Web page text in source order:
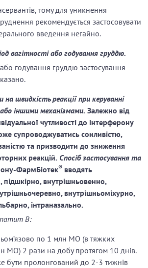
тому для уникнення
рекомендується застосовувати
введення негайно.
вагітності або годування груддю.
або годування груддю застосування
швидкість реакції при керуванні
іншими механізмами. Залежно від
чутливості до інтерферону
супроводжуватись сонливістю,
та призводити до зниження
реакцій. Спосіб застосування та
ФармБіотек® вводять
підшкірно, внутрішньовенно,
внутрішньоміхурно,
інтраназально.
В:
по 1 млн МО (в тяжких
МО) 2 рази на добу протягом 10 днів.
бути пролонгований до 2-3 тижнів